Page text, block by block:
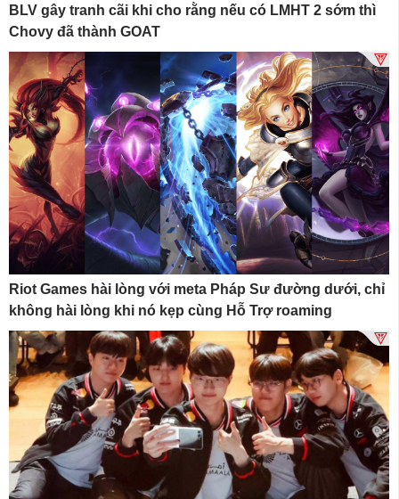
BLV gây tranh cãi khi cho rằng nếu có LMHT 2 sớm thì
Chovy đã thành GOAT
Riot Games hài lòng với meta Pháp Sư đường dưới, chỉ
không hài lòng khi nó kẹp cùng Hỗ Trợ roaming